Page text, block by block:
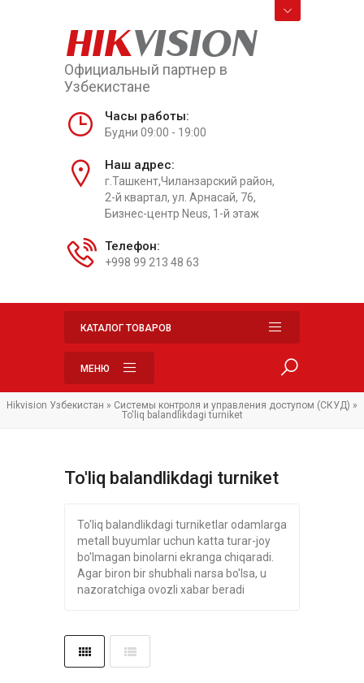
HIKVISION
Официальный партнер в
Узбекистане
Часы работы:
Будни 09:00 - 19:00
Наш адрес:
г.Ташкент,Чиланзарский район,
2-й квартал, ул. Арнасай, 76,
Бизнес-центр Neus, 1-й этаж
Телефон:
+998 99 213 48 63
КАТАЛОГ ТОВАРОВ
МЕНЮ
Hikvision Узбекистан » Системы контроля и управления доступом (СКУД) »
To'liq balandlikdagi turniket
To'liq balandlikdagi turniket
To'liq balandlikdagi turniketlar odamlarga
metall buyumlar uchun katta turar-joy
bo'lmagan binolarni ekranga chiqaradi.
Agar biron bir shubhali narsa bo'lsa, u
nazoratchiga ovozli xabar beradi